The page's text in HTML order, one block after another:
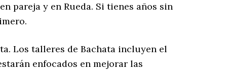
pareja y en Rueda. Si tienes años sin
Los talleres de Bachata incluyen el
enfocados en mejorar las